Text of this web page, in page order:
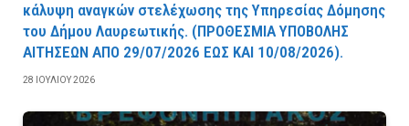
κάλυψη αναγκών στελέχωσης της Υπηρεσίας Δόμησης
του Δήμου Λαυρεωτικής. (ΠPOΘEΣMIA YΠOBOΛHΣ
AITHΣEΩN AΠO 29/07/2026 EΩΣ KAI 10/08/2026).
28 ΙΟΥΛΊΟΥ 2026